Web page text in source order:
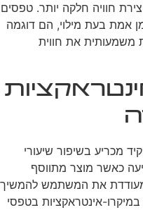
חוויה חלקה יותר. טפסים
אמת בעת מילוי, הם דוגמה
משמעותית את חווית
מכריע בשיפור שיעורי
כאשר מוצר מתווסף
את המשתמש להמשיך
אינטראקציות בטפסי